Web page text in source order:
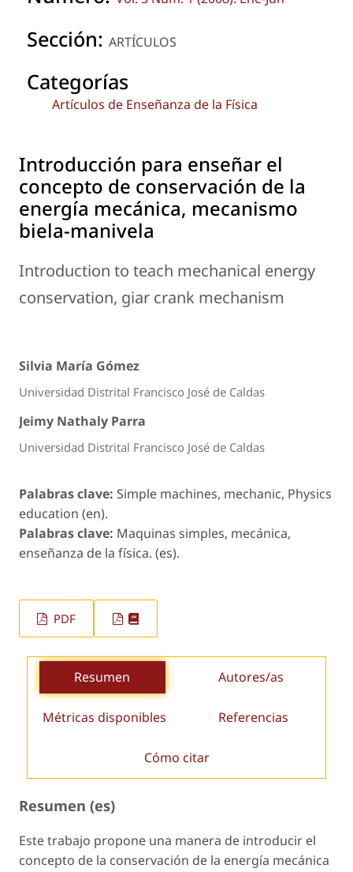
Sección: ARTÍCULOS
Categorías
Artículos de Enseñanza de la Física
Introducción para enseñar el
concepto de conservación de la
energía mecánica, mecanismo
biela-manivela
Introduction to teach mechanical energy
conservation, giar crank mechanism
Silvia María Gómez
Universidad Distrital Francisco José de Caldas
Jeimy Nathaly Parra
Universidad Distrital Francisco José de Caldas
Palabras clave: Simple machines, mechanic, Physics
education (en).
Palabras clave: Maquinas simples, mecánica,
enseñanza de la física. (es).
PDF
Resumen Autores/as
Métricas disponibles Referencias
Cómo citar
Resumen (es)
Este trabajo propone una manera de introducir el
concepto de la conservación de la energía mecánica